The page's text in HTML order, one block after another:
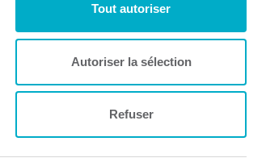
Tout autoriser
Autoriser la sélection
Refuser